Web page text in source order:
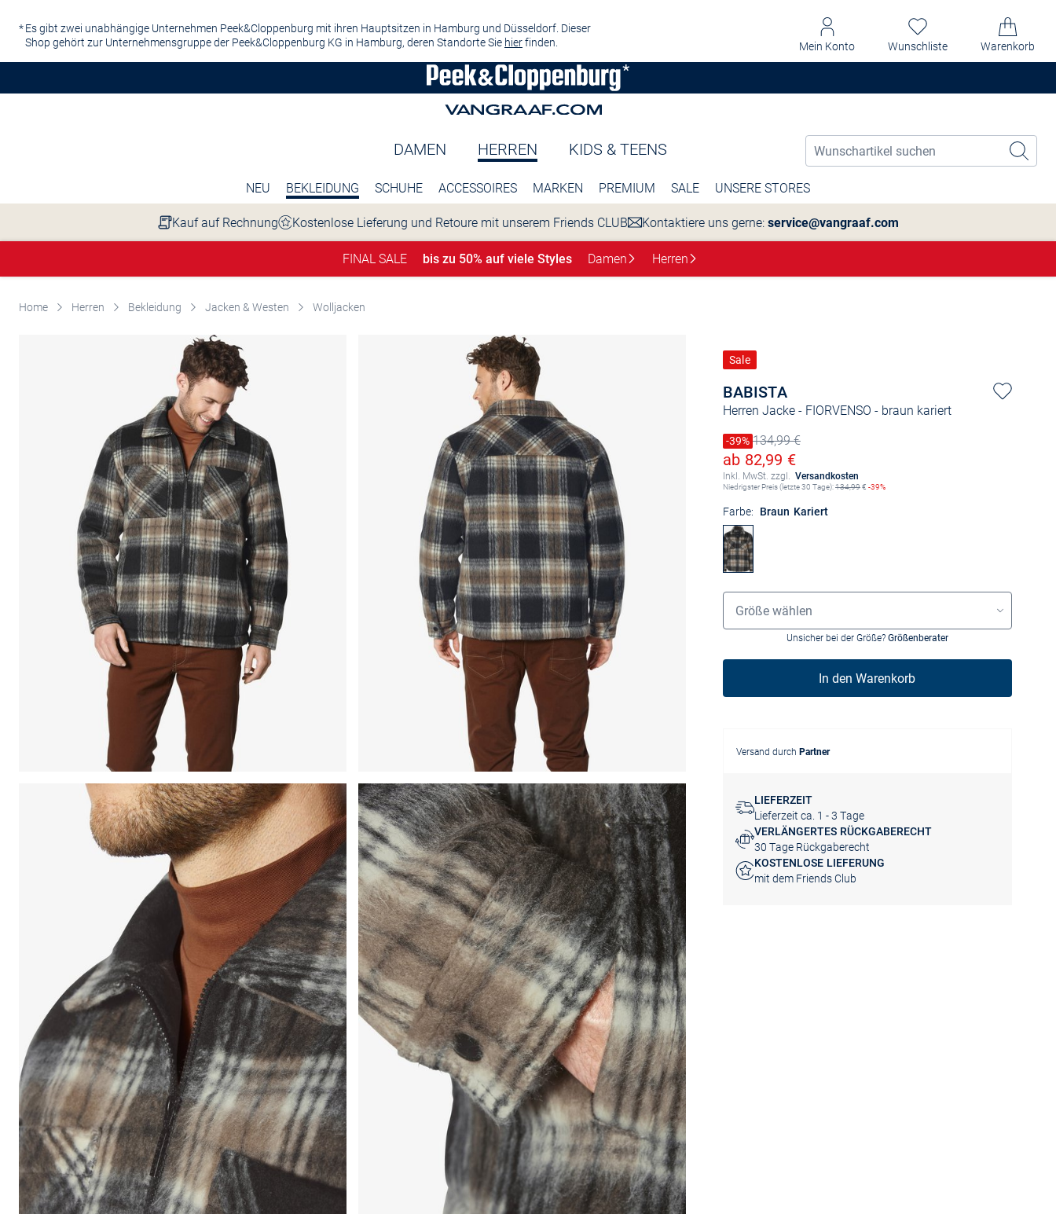
Es gibt zwei unabhängige Unternehmen Peek&Cloppenburg mit ihren Hauptsitzen in Hamburg und Düsseldorf. Dieser
Shop gehört zur Unternehmensgruppe der Peek&Cloppenburg KG in Hamburg, deren Standorte Sie hierfinden. Mein Konto Wunschliste Warenkorb
DAMEN HERREN KIDS & TEENS
NEU BEKLEIDUNG SCHUHE ACCESSOIRES MARKEN PREMIUM SALE UNSERE STORES
Kauf auf Rechnung Kostenlose Lieferung und Retoure mit unserem Friends CLUB Kontaktiere uns gerne: service@vangraaf.com
FINAL SALE bis zu 50% auf viele Styles Damen Herren
Home Herren Bekleidung Jacken & Westen Wolljacken
BABISTA
Herren Jacke - FIORVENSO - braun kariert
Sale
Preis reduziert um
-39%
Alter Preis134,99 €
Ermäßigter Preis
ab 82,99 €
Inkl. MwSt. zzgl. Versandkosten
Niedrigster Preis (letzte 30 Tage):134,99€ -39%
Farbe: Braun Kariert
Grössenauswahl
Größe wählen
Unsicher bei der Größe? Größenberater
In den Warenkorb
Versand durch Partner
LIEFERZEIT
Lieferzeit ca. 1 - 3 Tage
VERLÄNGERTES RÜCKGABERECHT
30 Tage Rückgaberecht
KOSTENLOSE LIEFERUNG
mit dem Friends Club